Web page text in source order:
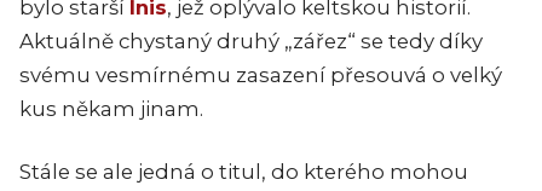
bylo starší Inis, jež oplývalo keltskou historií.
Aktuálně chystaný druhý „zářez“ se tedy díky
svému vesmírnému zasazení přesouvá o velký
kus někam jinam.
Stále se ale jedná o titul, do kterého mohou